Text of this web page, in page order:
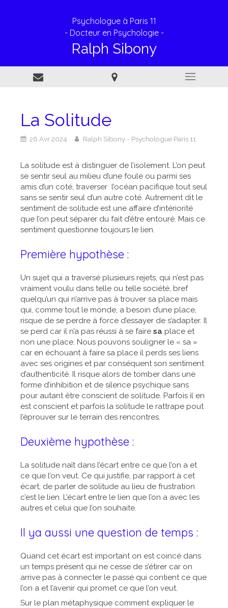
Psychologue à Paris 11
- Docteur en Psychologie -
Ralph Sibony
La Solitude
26 Avr 2024 Ralph Sibony - Psychologue Paris 11
La solitude est à distinguer de l’isolement. L’on peut
se sentir seul au milieu d’une foule ou parmi ses
amis d’un coté, traverser l’océan pacifique tout seul
sans se sentir seul d’un autre coté. Autrement dit le
sentiment de solitude est une affaire d’intériorité
que l’on peut séparer du fait d’être entouré. Mais ce
sentiment questionne toujours le lien.
Première hypothèse :
Un sujet qui a traversé plusieurs rejets, qui n’est pas
vraiment voulu dans telle ou telle société, bref
quelqu’un qui n’arrive pas à trouver sa place mais
qui, comme tout le monde, a besoin d’une place,
risque de se perdre à force d’essayer de s’adapter. Il
se perd car il n’a pas réussi à se faire sa place et
non une place. Nous pouvons souligner le « sa »
car en échouant à faire sa place il perds ses liens
avec ses origines et par conséquent son sentiment
d’authenticité. Il risque alors de tomber dans une
forme d’inhibition et de silence psychique sans
pour autant être conscient de solitude. Parfois il en
est conscient et parfois la solitude le rattrape pout
l’éprouver sur le terrain des rencontres.
Deuxième hypothèse :
La solitude naît dans l’écart entre ce que l’on a et
ce que l’on veut. Ce qui justifie, par rapport à cet
écart, de parler de solitude au lieu de frustration
c’est le lien. L’écart entre le lien que l’on a avec les
autres et celui que l’on souhaite.
Il ya aussi une question de temps :
Quand cet écart est important on est coincé dans
un temps présent qui ne cesse de s’étirer car on
arrive pas à connecter le passé qui contient ce que
l’on a et l’avenir qui promet ce que l’on veut.
Sur le plan métaphysique comment expliquer le